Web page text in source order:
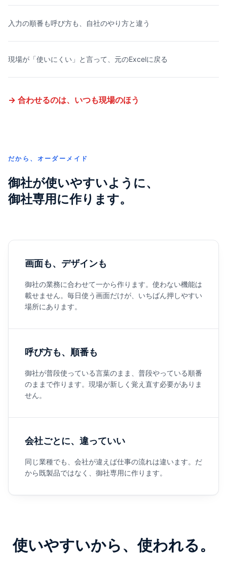
入力の順番も呼び方も、自社のやり方と違う
現場が「使いにくい」と言って、元のExcelに戻る
→ 合わせるのは、いつも現場のほう
だから、オーダーメイド
御社が使いやすいように、
御社専用に作ります。
画面も、デザインも
御社の業務に合わせて一から作ります。使わない機能は
載せません。毎日使う画面だけが、いちばん押しやすい
場所にあります。
呼び方も、順番も
御社が普段使っている言葉のまま、普段やっている順番
のままで作ります。現場が新しく覚え直す必要がありま
せん。
会社ごとに、違っていい
同じ業種でも、会社が違えば仕事の流れは違います。だ
から既製品ではなく、御社専用に作ります。
使いやすいから、使われる。